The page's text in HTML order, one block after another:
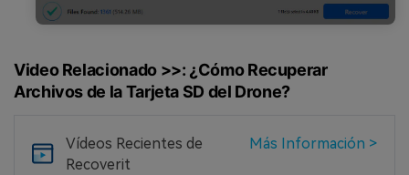
Video Relacionado >>: ¿Cómo Recuperar
Archivos de la Tarjeta SD del Drone?
Vídeos Recientes de
Recoverit
Más Información >